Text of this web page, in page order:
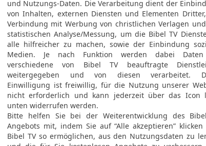
holen? Ruf doch
stellen! Ob sie
14 Wie den
Keiner kann sein
hereinbricht. Das
Hände wärmt,
15 Wahrlich,
Seit der frühen
stehst du allein da:
– fort, nach